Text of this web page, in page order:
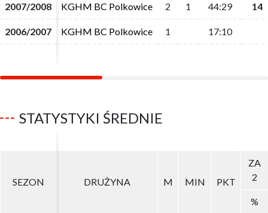
2007/2008 KGHM BC Polkowice 2 1 44:29 14
2006/2007 KGHM BC Polkowice 1 17:10
2007/2008 KGHM BC Polkowice 2 1 44:29 14
2006/2007 KGHM BC Polkowice 1 17:10
STATYSTYKI ŚREDNIE
SEZON DRUŻYNA M MIN PKT
ZA
2
%
SEZON DRUŻYNA M MIN PKT
ZA
2
%